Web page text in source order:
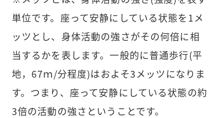
単位です。座って安静にしている状態を1メ
ッツとし、身体活動の強さがその何倍に相
当するかを表します。一般的に普通歩行(平
地，67ｍ/分程度)はおよそ3メッツになりま
す。つまり、座って安静にしている状態の約
3倍の活動の強さということです。